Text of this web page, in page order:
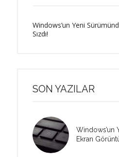
Windows’un Yeni
Sızdı!
SON YAZILAR
Windows’un
Ekran